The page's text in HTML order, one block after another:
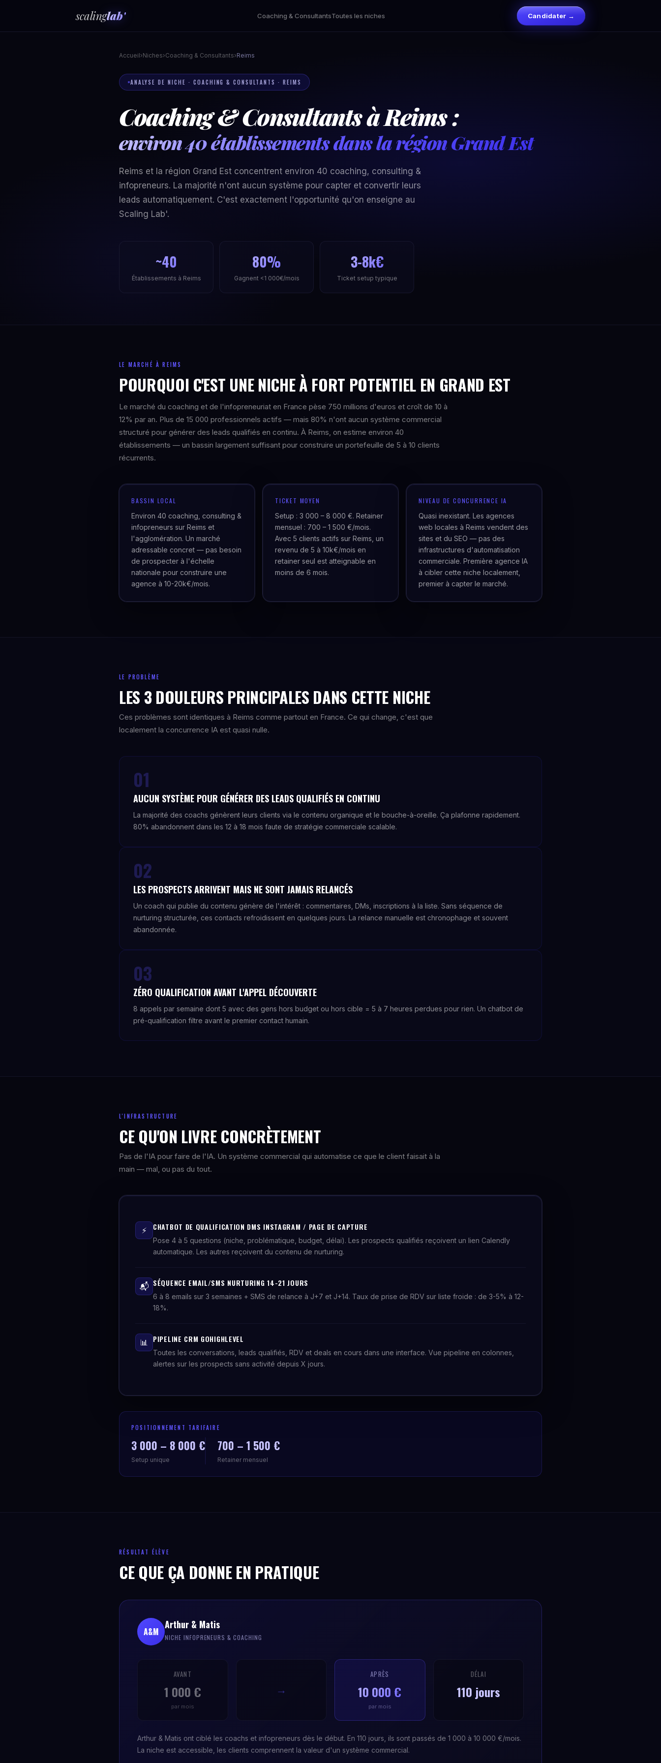
scalinglab' Coaching & ConsultantsToutes les niches Candidater →
Accueil›Niches›Coaching & Consultants›Reims
ANALYSE DE NICHE · COACHING & CONSULTANTS · REIMS
Coaching & Consultants à Reims :
environ 40 établissements dans la région Grand Est
Reims et la région Grand Est concentrent environ 40 coaching, consulting &
infopreneurs. La majorité n'ont aucun système pour capter et convertir leurs
leads automatiquement. C'est exactement l'opportunité qu'on enseigne au
Scaling Lab'.
~40
Établissements à Reims
80%
Gagnent <1 000€/mois
3-8k€
Ticket setup typique
LE MARCHÉ À REIMS
POURQUOI C'EST UNE NICHE À FORT POTENTIEL EN GRAND EST
Le marché du coaching et de l'infopreneuriat en France pèse 750 millions d'euros et croît de 10 à
12% par an. Plus de 15 000 professionnels actifs — mais 80% n'ont aucun système commercial
structuré pour générer des leads qualifiés en continu. À Reims, on estime environ 40
établissements — un bassin largement suffisant pour construire un portefeuille de 5 à 10 clients
récurrents.
BASSIN LOCAL
Environ 40 coaching, consulting &
infopreneurs sur Reims et
l'agglomération. Un marché
adressable concret — pas besoin
de prospecter à l'échelle
nationale pour construire une
agence à 10-20k€/mois.
TICKET MOYEN
Setup : 3 000 – 8 000 €. Retainer
mensuel : 700 – 1 500 €/mois.
Avec 5 clients actifs sur Reims, un
revenu de 5 à 10k€/mois en
retainer seul est atteignable en
moins de 6 mois.
NIVEAU DE CONCURRENCE IA
Quasi inexistant. Les agences
web locales à Reims vendent des
sites et du SEO — pas des
infrastructures d'automatisation
commerciale. Première agence IA
à cibler cette niche localement,
premier à capter le marché.
LE PROBLÈME
LES 3 DOULEURS PRINCIPALES DANS CETTE NICHE
Ces problèmes sont identiques à Reims comme partout en France. Ce qui change, c'est que
localement la concurrence IA est quasi nulle.
01
AUCUN SYSTÈME POUR GÉNÉRER DES LEADS QUALIFIÉS EN CONTINU
La majorité des coachs génèrent leurs clients via le contenu organique et le bouche-à-oreille. Ça plafonne rapidement.
80% abandonnent dans les 12 à 18 mois faute de stratégie commerciale scalable.
02
LES PROSPECTS ARRIVENT MAIS NE SONT JAMAIS RELANCÉS
Un coach qui publie du contenu génère de l'intérêt : commentaires, DMs, inscriptions à la liste. Sans séquence de
nurturing structurée, ces contacts refroidissent en quelques jours. La relance manuelle est chronophage et souvent
abandonnée.
03
ZÉRO QUALIFICATION AVANT L'APPEL DÉCOUVERTE
8 appels par semaine dont 5 avec des gens hors budget ou hors cible = 5 à 7 heures perdues pour rien. Un chatbot de
pré-qualification filtre avant le premier contact humain.
L'INFRASTRUCTURE
CE QU'ON LIVRE CONCRÈTEMENT
Pas de l'IA pour faire de l'IA. Un système commercial qui automatise ce que le client faisait à la
main — mal, ou pas du tout.
⚡ CHATBOT DE QUALIFICATION DMS INSTAGRAM / PAGE DE CAPTURE
Pose 4 à 5 questions (niche, problématique, budget, délai). Les prospects qualifiés reçoivent un lien Calendly
automatique. Les autres reçoivent du contenu de nurturing.
📬 SÉQUENCE EMAIL/SMS NURTURING 14-21 JOURS
6 à 8 emails sur 3 semaines + SMS de relance à J+7 et J+14. Taux de prise de RDV sur liste froide : de 3-5% à 12-
18%.
📊 PIPELINE CRM GOHIGHLEVEL
Toutes les conversations, leads qualifiés, RDV et deals en cours dans une interface. Vue pipeline en colonnes,
alertes sur les prospects sans activité depuis X jours.
POSITIONNEMENT TARIFAIRE
3 000 – 8 000 €
Setup unique
700 – 1 500 €
Retainer mensuel
RÉSULTAT ÉLÈVE
CE QUE ÇA DONNE EN PRATIQUE
A&M
Arthur & Matis
NICHE INFOPRENEURS & COACHING
AVANT
1 000 €
par mois
→
APRÈS
10 000 €
par mois
DÉLAI
110 jours
Arthur & Matis ont ciblé les coachs et infopreneurs dès le début. En 110 jours, ils sont passés de 1 000 à 10 000 €/mois.
La niche est accessible, les clients comprennent la valeur d'un système commercial.